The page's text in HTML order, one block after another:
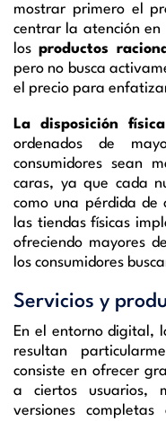
mostrar primero el
centrar la atención en
losproductos
pero no busca
el precio para
La disposición
ordenados de
consumidores sean
caras, ya que cada
como una pérdida de
las tiendas físicas
ofreciendo mayores
los consumidores
Servicios y
En el entorno digital,
resultan
consiste en ofrecer
a ciertos usuarios,
versiones